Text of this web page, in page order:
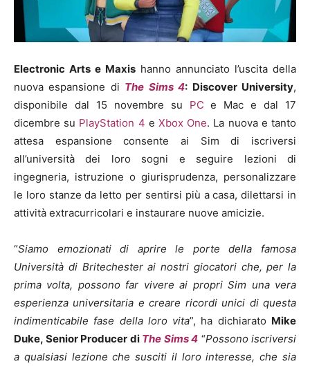
Electronic Arts e Maxis hanno annunciato l’uscita della
nuova espansione di The Sims 4: Discover University,
disponibile dal 15 novembre su PC e Mac e dal 17
dicembre su PlayStation 4 eXbox One. La nuova e tanto
attesa espansione consente ai Sim di iscriversi
all’università dei loro sogni e seguire lezioni di
ingegneria, istruzione o giurisprudenza, personalizzare
le loro stanze da letto per sentirsi più a casa, dilettarsi in
attività extracurricolari e instaurare nuove amicizie.
“Siamo emozionati di aprire le porte della famosa
Università di Britechester ai nostri giocatori che, per la
prima volta, possono far vivere ai propri Sim una vera
esperienza universitaria e creare ricordi unici di questa
indimenticabile fase della loro vita”, ha dichiarato Mike
Duke, Senior Producer di The Sims 4 “Possono iscriversi
a qualsiasi lezione che susciti il loro interesse, che sia